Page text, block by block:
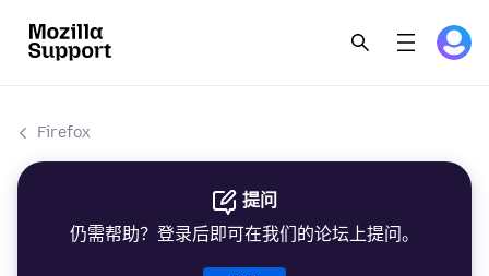
Firefox
提问
仍需帮助？登录后即可在我们的论坛上提问。